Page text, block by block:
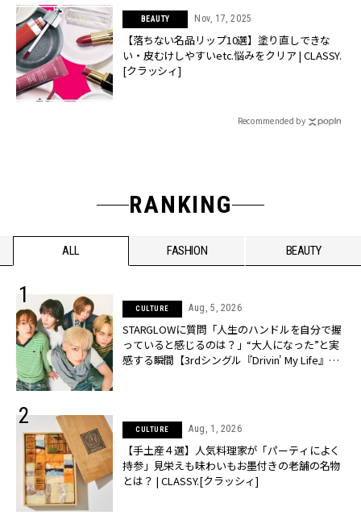
BEAUTY Nov, 17, 2025
【落ちない名品リップ10選】塗り直しできな
い・皮むけしやすいetc.悩みをクリア | CLASSY.
[クラッシィ]
Recommended by
RANKING
ALL FASHION BEAUTY
CULTURE Aug, 5, 2026
STARGLOWに質問「人生のハンドルを自分で握
っていると感じるのは？」“大️人になった”と実
感する瞬間【3rdシングル『Drivin' My Life』発
CULTURE Aug, 1, 2026
【手土産４選】人気料理家が「パーティによく
持参」見栄えも味わいもお墨付きの老舗の名物
とは？ | CLASSY.[クラッシィ]